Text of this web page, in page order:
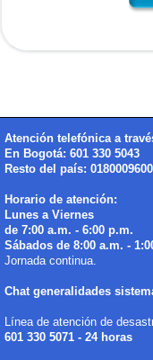
Atención telefónica a
En Bogotá: 601 330 5043
Resto del país:
Horario de atención:
Lunes a Viernes
de 7:00 a.m. - 6:00 p.m.
Sábados de 8:00 a.m. -
Jornada continua.
Chat generalidades
Línea de atención de
601 330 5071 - 24 horas